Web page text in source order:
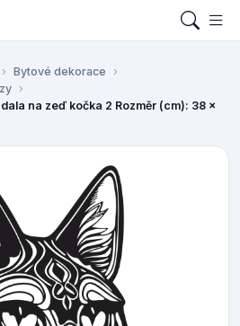
Bytové dekorace
na zeď kočka 2 Rozměr (cm): 38 x